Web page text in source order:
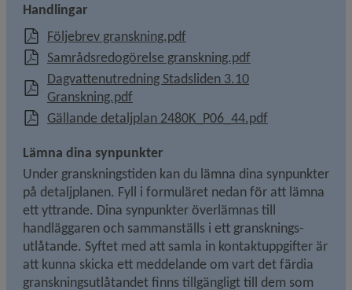
Handlingar
Följebrev granskning.pdf, 127.6 kB, öppnas i nytt
Samrådsredogörelse granskning.pdf, 218.6 kB,
Dagvattenutredning Stadsliden 3.10
Granskning.pdf, 1.1 MB, öppnas i nytt fönster.
Gällande detaljplan 2480K_P06_44.pdf, 14 MB,
Lämna dina synpunkter
Under granskningstiden kan du lämna dina synpunkter
på detaljplanen. Fyll i formuläret nedan för att lämna
ett yttrande. Dina synpunkter överlämnas till
handläggaren och sammanställs i ett gransknings­
utlåtande. Syftet med att samla in kontaktuppgifter är
att kunna skicka ett meddelande om vart det färdia
granskningsutlåtandet finns tillgängligt till dem som